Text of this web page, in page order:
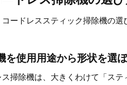
コードレススティック掃除機の選
を使用用途から形状を選
ス掃除機は、大きくわけて「ス